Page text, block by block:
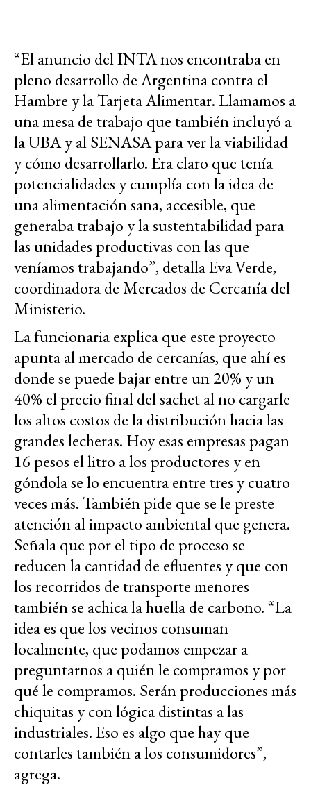
“El anuncio del INTA nos encontraba en
pleno desarrollo de Argentina contra el
Hambre y la Tarjeta Alimentar. Llamamos a
una mesa de trabajo que también incluyó a
la UBA y al SENASA para ver la viabilidad
y cómo desarrollarlo. Era claro que tenía
potencialidades y cumplía con la idea de
una alimentación sana, accesible, que
generaba trabajo y la sustentabilidad para
las unidades productivas con las que
veníamos trabajando”, detalla Eva Verde,
coordinadora de Mercados de Cercanía del
Ministerio.
La funcionaria explica que este proyecto
apunta al mercado de cercanías, que ahí es
donde se puede bajar entre un 20% y un
40% el precio final del sachet al no cargarle
los altos costos de la distribución hacia las
grandes lecheras. Hoy esas empresas pagan
16 pesos el litro a los productores y en
góndola se lo encuentra entre tres y cuatro
veces más. También pide que se le preste
atención al impacto ambiental que genera.
Señala que por el tipo de proceso se
reducen la cantidad de efluentes y que con
los recorridos de transporte menores
también se achica la huella de carbono. “La
idea es que los vecinos consuman
localmente, que podamos empezar a
preguntarnos a quién le compramos y por
qué le compramos. Serán producciones más
chiquitas y con lógica distintas a las
industriales. Eso es algo que hay que
contarles también a los consumidores”,
agrega.